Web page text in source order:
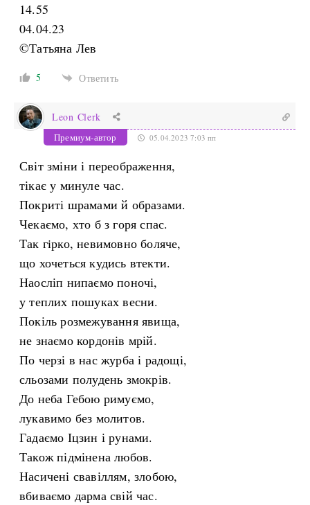
14.55
04.04.23
©Татьяна Лев
5 Ответить
Leon Clerk
Премиум-автор 05.04.2023 7:03 пп
Світ зміни і переображення,
тікає у минуле час.
Покриті шрамами й образами.
Чекаємо, хто б з горя спас.
Так гiрко, невимовно боляче,
що хочеться кудись втекти.
Наосліп нипаємо поночі,
у теплих пошуках весни.
Покіль розмежування явища,
не знаємо кордонів мрій.
По черзі в нас журба і радощі,
сльозами полудень змокрів.
До неба Гебою римуємо,
лукавимо без молитов.
Гадаємо Іцзин і рунами.
Також підмінена любов.
Насичені свавіллям, злобою,
вбиваємо дарма свій час.